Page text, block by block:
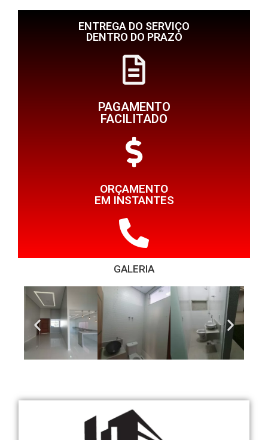
ENTREGA DO SERVIÇO
DENTRO DO PRAZO
PAGAMENTO
FACILITADO
ORÇAMENTO
EM INSTANTES
GALERIA